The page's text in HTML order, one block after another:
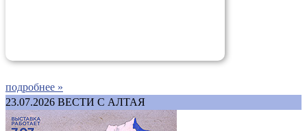
подробнее »
23.07.2026 ВЕСТИ С АЛТАЯ